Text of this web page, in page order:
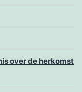
over de herkomst